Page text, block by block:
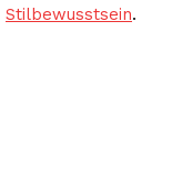
Stilbewusstsein.